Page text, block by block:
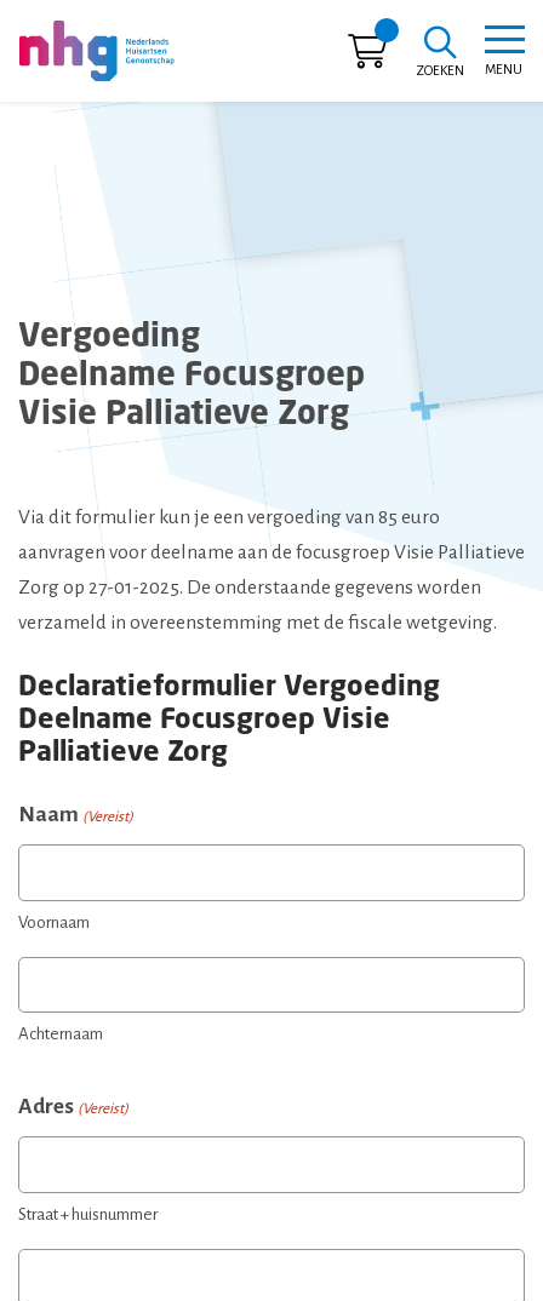
MENU
ZOEKEN
Vergoeding
Deelname Focusgroep
Visie Palliatieve Zorg
Via dit formulier kun je een vergoeding van 85 euro
aanvragen voor deelname aan de focusgroep Visie Palliatieve
Zorg op 27-01-2025. De onderstaande gegevens worden
verzameld in overeenstemming met de fiscale wetgeving.
Declaratieformulier Vergoeding
Deelname Focusgroep Visie
Palliatieve Zorg
Naam (Vereist)
Voornaam
Achternaam
Adres (Vereist)
Straat + huisnummer